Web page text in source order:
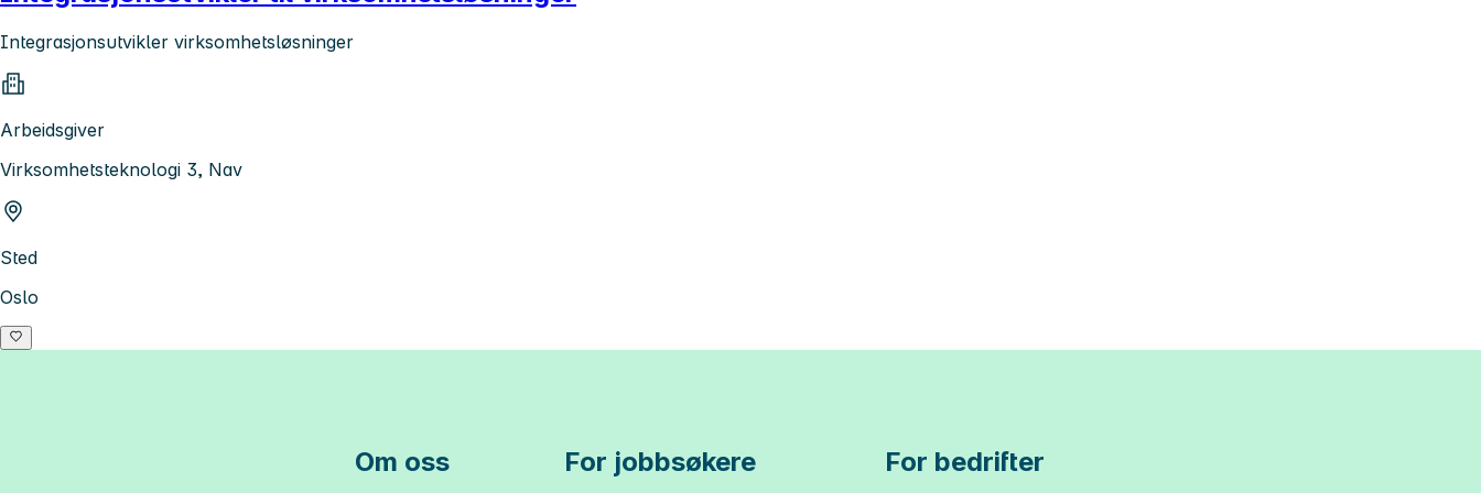
Integrasjonsutvikler virksomhetsløsninger
Arbeidsgiver
Virksomhetsteknologi 3, Nav
Sted
Oslo
Om oss For jobbsøkere For bedrifter